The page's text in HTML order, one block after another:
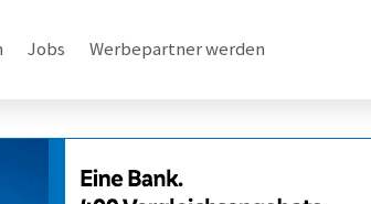
Jobs Werbepartner werden